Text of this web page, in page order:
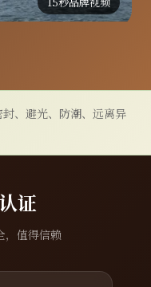
、避光、防潮、远离异
证
，值得信赖